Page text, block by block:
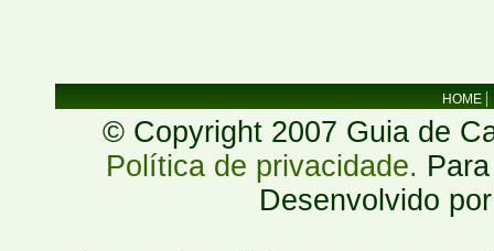
HOME
© Copyright 2007 Guia de
Política de privacidade.
Desenvolvido